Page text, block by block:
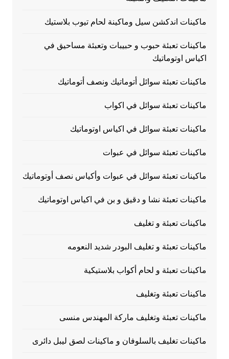
ماكينات اندكشن سيل وماكينة لحام تيوب بلاستيك
ماكينات تعبئة حبوب و حبيبات وتعبئة مساحيق في
اكياس اوتوماتيك
ماكينات تعبئة سوائل أتوماتيك ونصف أتوماتيك
ماكينات تعبئة سوائل في اكواب
ماكينات تعبئة سوائل في اكياس اوتوماتيك
ماكينات تعبئة سوائل في عبوات
ماكينات تعبئة سوائل في عبوات وأكياس نصف أوتوماتيك
ماكينات تعبئة نشا و دقيق و بن في اكياس اوتوماتيك
ماكينات تعبئة و تغليف
ماكينات تعبئة و تغليف البودر شديد النعومه
ماكينات تعبئة و لحام أكواب بلاستيكية
ماكينات تعبئة وتغليف
ماكينات تعبئة وتغليف ماركة المهندس منسى
ماكينات تغليف بالسلوفان و ماكينات لصق ليبل دائرى